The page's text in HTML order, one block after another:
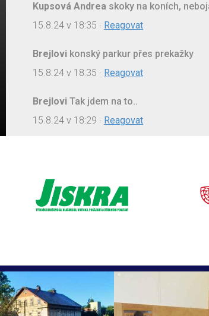
Kupsová Andrea skoky na koních,
15.8.24 v 18:35 · Reagovat
Brejlovi konský parkur přes prekažky
15.8.24 v 18:35 · Reagovat
Brejlovi Tak jdem na to..
15.8.24 v 18:29 · Reagovat